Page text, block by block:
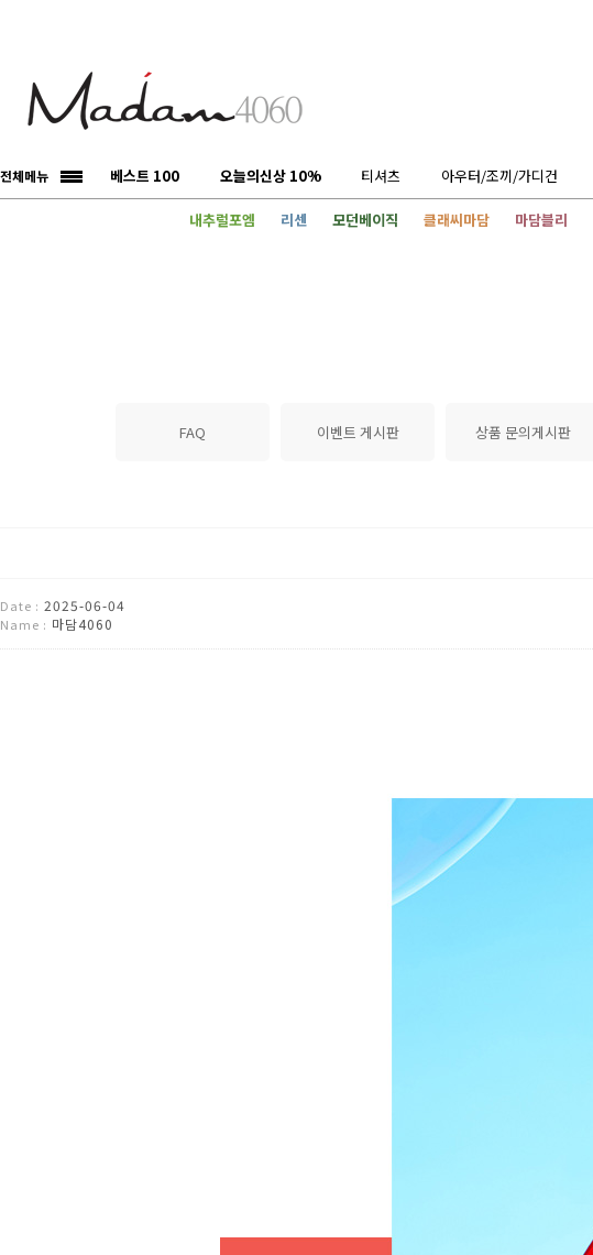
전체메뉴 베스트 100 오늘의신상 10% 티셔츠 아우터/조끼/가디건
내추럴포엠 리센 모던베이직 클래씨마담 마담블리
FAQ 이벤트 게시판 상품 문의게시판
Date : 2025-06-04
Name : 마담4060